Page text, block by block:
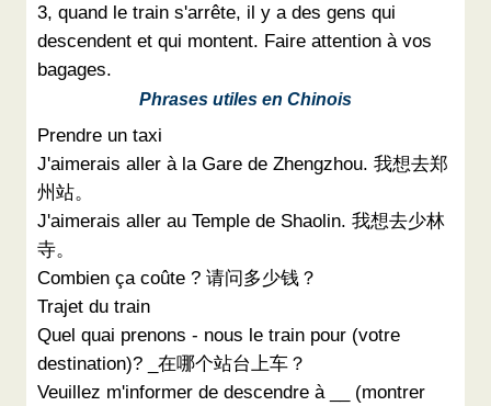
3, quand le train s'arrête, il y a des gens qui
descendent et qui montent. Faire attention à vos
bagages.
Phrases utiles en Chinois
Prendre un taxi
J'aimerais aller à la Gare de Zhengzhou. 我想去郑
州站。
J'aimerais aller au Temple de Shaolin. 我想去少林
寺。
Combien ça coûte ? 请问多少钱？
Trajet du train
Quel quai prenons - nous le train pour (votre
destination)? _在哪个站台上车？
Veuillez m'informer de descendre à __ (montrer